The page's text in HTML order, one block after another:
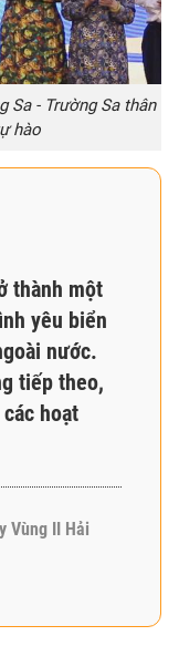
Sa - Trường Sa thân
hào
thành một
yêu biển
nước.
tiếp theo,
hoạt
Vùng II Hải